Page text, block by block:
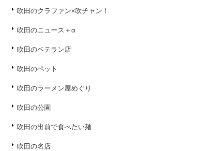
吹田のクラファン×吹チャン！
吹田のニュース＋α
吹田のベテラン店
吹田のペット
吹田のラーメン屋めぐり
吹田の公園
吹田の出前で食べたい麺
吹田の名店